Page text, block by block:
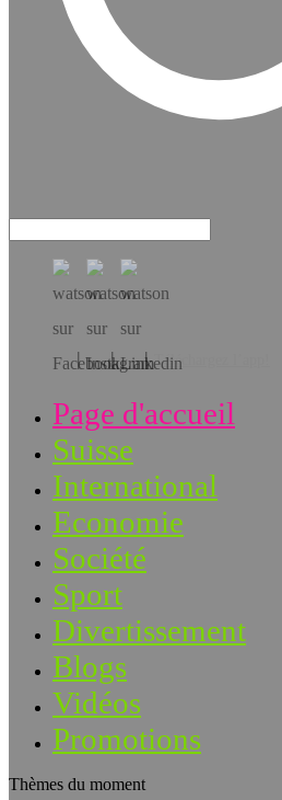
Téléchargez l’app!
Page d'accueil
Suisse
International
Economie
Société
Sport
Divertissement
Blogs
Vidéos
Promotions
Thèmes du moment